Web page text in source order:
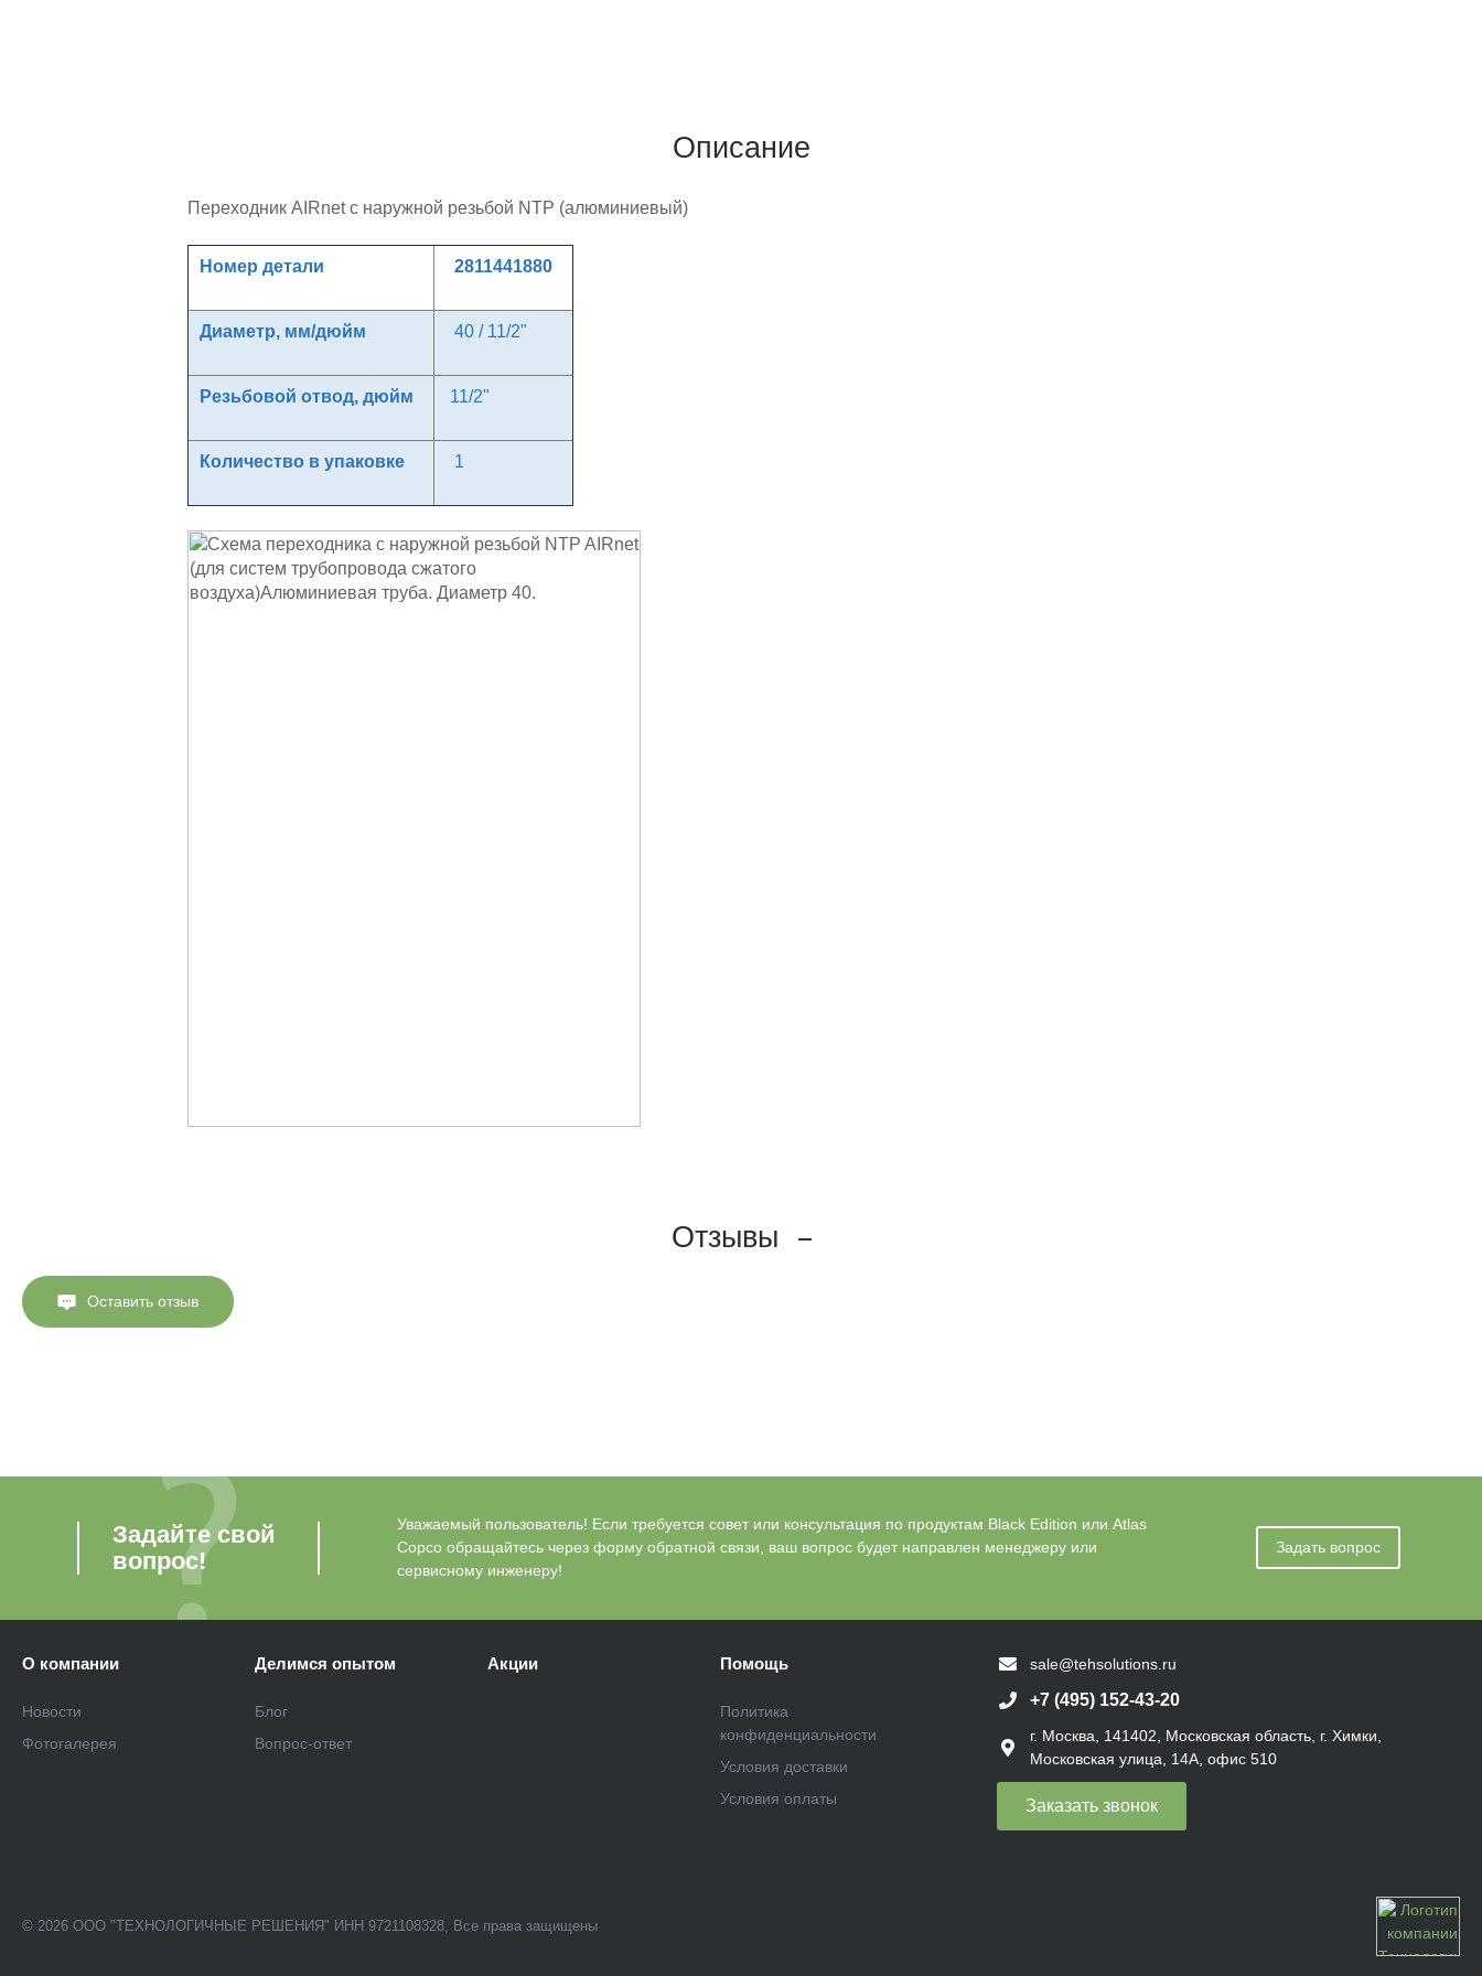
Описание
Переходник AIRnet с наружной резьбой NTP (алюминиевый)
Номер детали 2811441880
Диаметр, мм/дюйм 40 / 11/2"
Резьбовой отвод, дюйм 11/2"
Количество в упаковке 1
Отзывы
Оставить отзыв
Задайте свой
вопрос!
Уважаемый пользователь! Если требуется совет или консультация по продуктам Black Edition или Atlas
Copco обращайтесь через форму обратной связи, ваш вопрос будет направлен менеджеру или
сервисному инженеру!
Задать вопрос
О компании
Новости
Фотогалерея
Делимся опытом
Блог
Вопрос-ответ
Акции Помощь
Политика
конфиденциальности
Условия доставки
Условия оплаты
sale@tehsolutions.ru
+7 (495) 152-43-20
г. Москва, 141402, Московская область, г. Химки,
Московская улица, 14А, офис 510
Заказать звонок
© 2026 ООО "ТЕХНОЛОГИЧНЫЕ РЕШЕНИЯ" ИНН 9721108328, Все права защищены